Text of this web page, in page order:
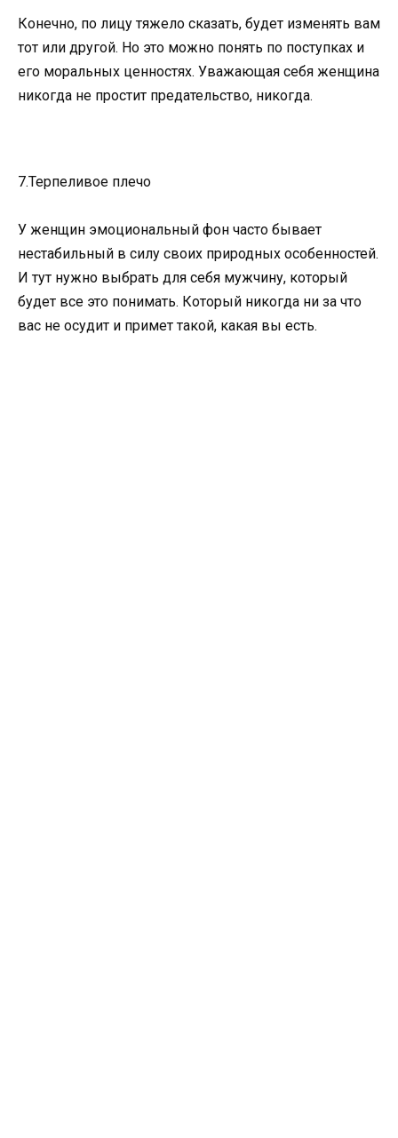
Конечно, по лицу тяжело сказать, будет изменять вам
тот или другой. Но это можно понять по поступках и
его моральных ценностях. Уважающая себя женщина
никогда не простит предательство, никогда.
7.Терпеливое плечо
У женщин эмоциональный фон часто бывает
нестабильный в силу своих природных особенностей.
И тут нужно выбрать для себя мужчину, который
будет все это понимать. Который никогда ни за что
вас не осудит и примет такой, какая вы есть.